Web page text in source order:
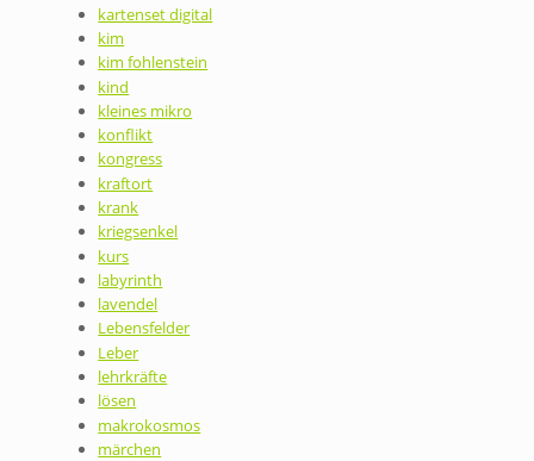
kartenset digital
kim
kim fohlenstein
kind
kleines mikro
konflikt
kongress
kraftort
krank
kriegsenkel
kurs
labyrinth
lavendel
Lebensfelder
Leber
lehrkräfte
lösen
makrokosmos
märchen